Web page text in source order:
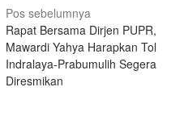
Navigasi
pos
Pos sebelumnya
Rapat Bersama Dirjen PUPR,
Mawardi Yahya Harapkan Tol
Indralaya-Prabumulih Segera
Diresmikan